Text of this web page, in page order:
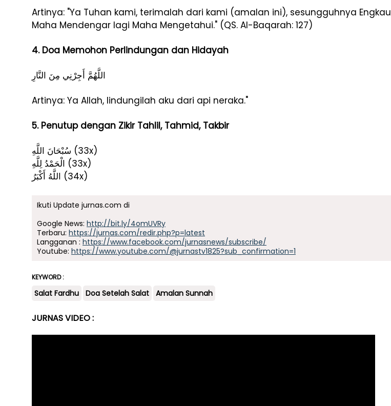
Artinya: "Ya Tuhan kami, terimalah dari kami (amalan ini), sesungguhnya Engkau
Maha Mendengar lagi Maha Mengetahui." (QS. Al-Baqarah: 127)
4. Doa Memohon Perlindungan dan Hidayah
اللَّهُمَّ أَجِرْنِي مِنَ النَّارِ
Artinya: Ya Allah, lindungilah aku dari api neraka."
5. Penutup dengan Zikir Tahlil, Tahmid, Takbir
سُبْحَانَ اللَّهِ (33x)
الْحَمْدُ لِلَّهِ (33x)
اللَّهُ أَكْبَرُ (34x)
Ikuti Update jurnas.com di
Google News: http://bit.ly/4omUVRy
Terbaru: https://jurnas.com/redir.php?p=latest
Langganan : https://www.facebook.com/jurnasnews/subscribe/
Youtube: https://www.youtube.com/@jurnastv1825?sub_confirmation=1
KEYWORD :
Salat Fardhu Doa Setelah Salat Amalan Sunnah
JURNAS VIDEO :